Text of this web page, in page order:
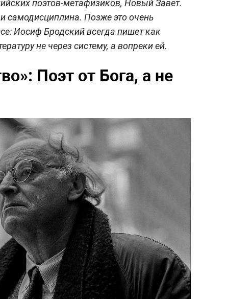
поэтов-метафизиков, Новый Завет.
самодисциплина. Позже это очень
Иосиф Бродский всегда пишет как
не через систему, а вопреки ей.
Поэт от Бога, а не